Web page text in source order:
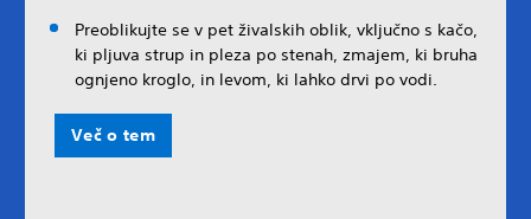
Preoblikujte se v pet živalskih oblik, vključno s kačo,
ki pljuva strup in pleza po stenah, zmajem, ki bruha
ognjeno kroglo, in levom, ki lahko drvi po vodi.
Več o tem